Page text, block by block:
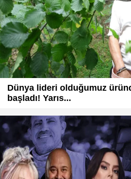
Dünya lideri olduğumuz
başladı! Yarıs...